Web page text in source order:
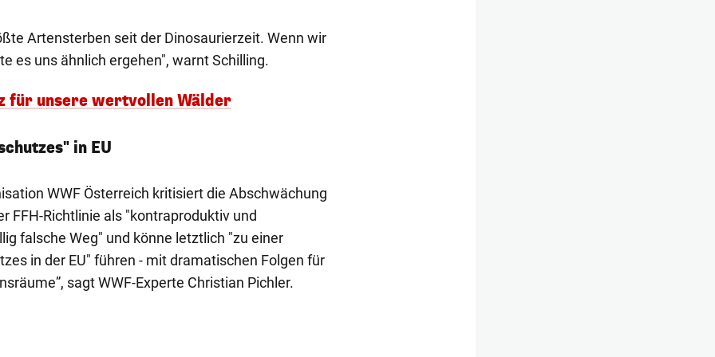
Artensterben seit der Dinosaurierzeit. Wenn wir
es uns ähnlich ergehen", warnt Schilling.
für unsere wertvollen Wälder
in EU
WWF Österreich kritisiert die Abschwächung
FFH-Richtlinie als "kontraproduktiv und
falsche Weg" und könne letztlich "zu einer
in der EU" führen - mit dramatischen Folgen für
sagt WWF-Experte Christian Pichler.